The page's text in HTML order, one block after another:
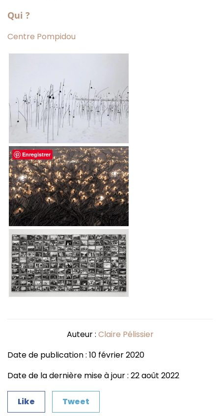
Qui ?
Centre Pompidou
Auteur : Claire Pélissier
Date de publication : 10 février 2020
Date de la dernière mise à jour : 22 août 2022
Like Tweet
Enregistrer